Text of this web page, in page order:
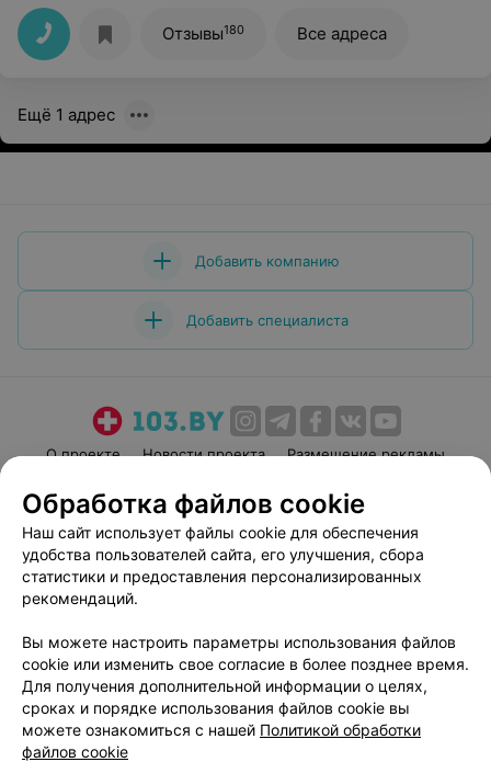
требуется. При этом процедура почти безболезненная
и отеков почти нет. Отдельно хочется отметить
чистоту в центре, очень приятный персонал. С
удовольствием рекомендую!
Отзывы180 Все адреса
Ещё 1 адрес
Добавить компанию
Добавить специалиста
О проекте Новости проекта
Размещение рекламы
Пользовательское соглашение
Способы оплаты
Вакансии
Партнеры
Написать руководителю 103.by
Персональные настройки cookie
Обработка персональных данных
Обработка файлов cookie
Наш сайт использует файлы cookie для обеспечения
удобства пользователей сайта, его улучшения, сбора
статистики и предоставления персонализированных
рекомендаций.
Вы можете настроить параметры использования файлов
cookie или изменить свое согласие в более позднее время.
Для получения дополнительной информации о целях,
сроках и порядке использования файлов cookie вы
можете ознакомиться с нашей Политикой обработки
файлов cookie